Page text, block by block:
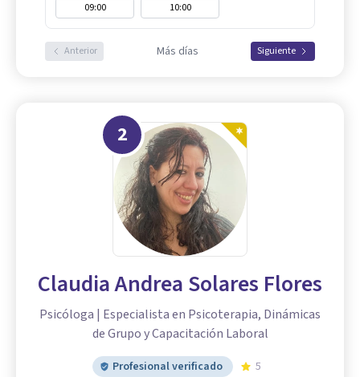
09:00
10:00
Anterior Más días Siguiente
2
Claudia Andrea Solares Flores
Psicóloga | Especialista en Psicoterapia, Dinámicas
de Grupo y Capacitación Laboral
Profesional verificado
5